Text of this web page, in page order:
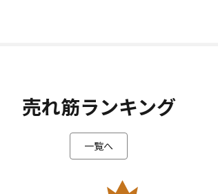
売れ筋ランキング
一覧へ